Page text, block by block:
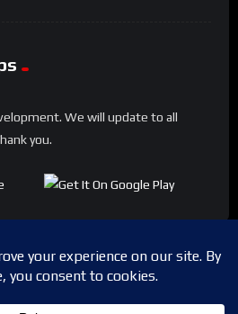
We will update to all
you.
© 2024 Shwesapi